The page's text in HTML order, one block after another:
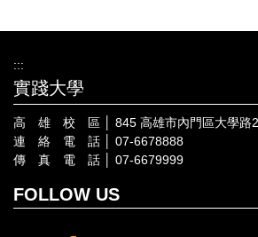
:::
實踐大學
高 雄 校 區 │ 845 高雄市內門區大學路
連 絡 電 話 │ 07-6678888
傳 真 電 話 │ 07-6679999
FOLLOW US